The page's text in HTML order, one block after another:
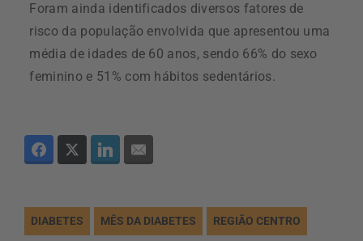
Foram ainda identificados diversos fatores de
risco da população envolvida que apresentou uma
média de idades de 60 anos, sendo 66% do sexo
feminino e 51% com hábitos sedentários.
DIABETES MÊS DA DIABETES REGIÃO CENTRO